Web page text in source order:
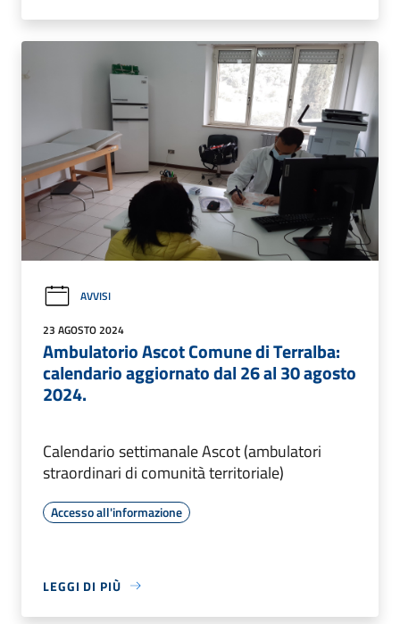
AVVISI
23 AGOSTO 2024
Ambulatorio Ascot Comune di Terralba:
calendario aggiornato dal 26 al 30 agosto
2024.
Calendario settimanale Ascot (ambulatori
straordinari di comunità territoriale)
Accesso all'informazione
LEGGI DI PIÙ